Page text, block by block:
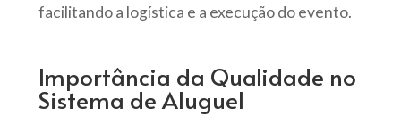
facilitando a logística e a execução do evento.
Importância da Qualidade no
Sistema de Aluguel